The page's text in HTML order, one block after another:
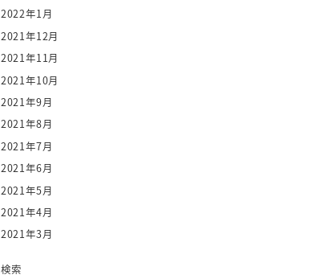
2022年1月
2021年12月
2021年11月
2021年10月
2021年9月
2021年8月
2021年7月
2021年6月
2021年5月
2021年4月
2021年3月
検索